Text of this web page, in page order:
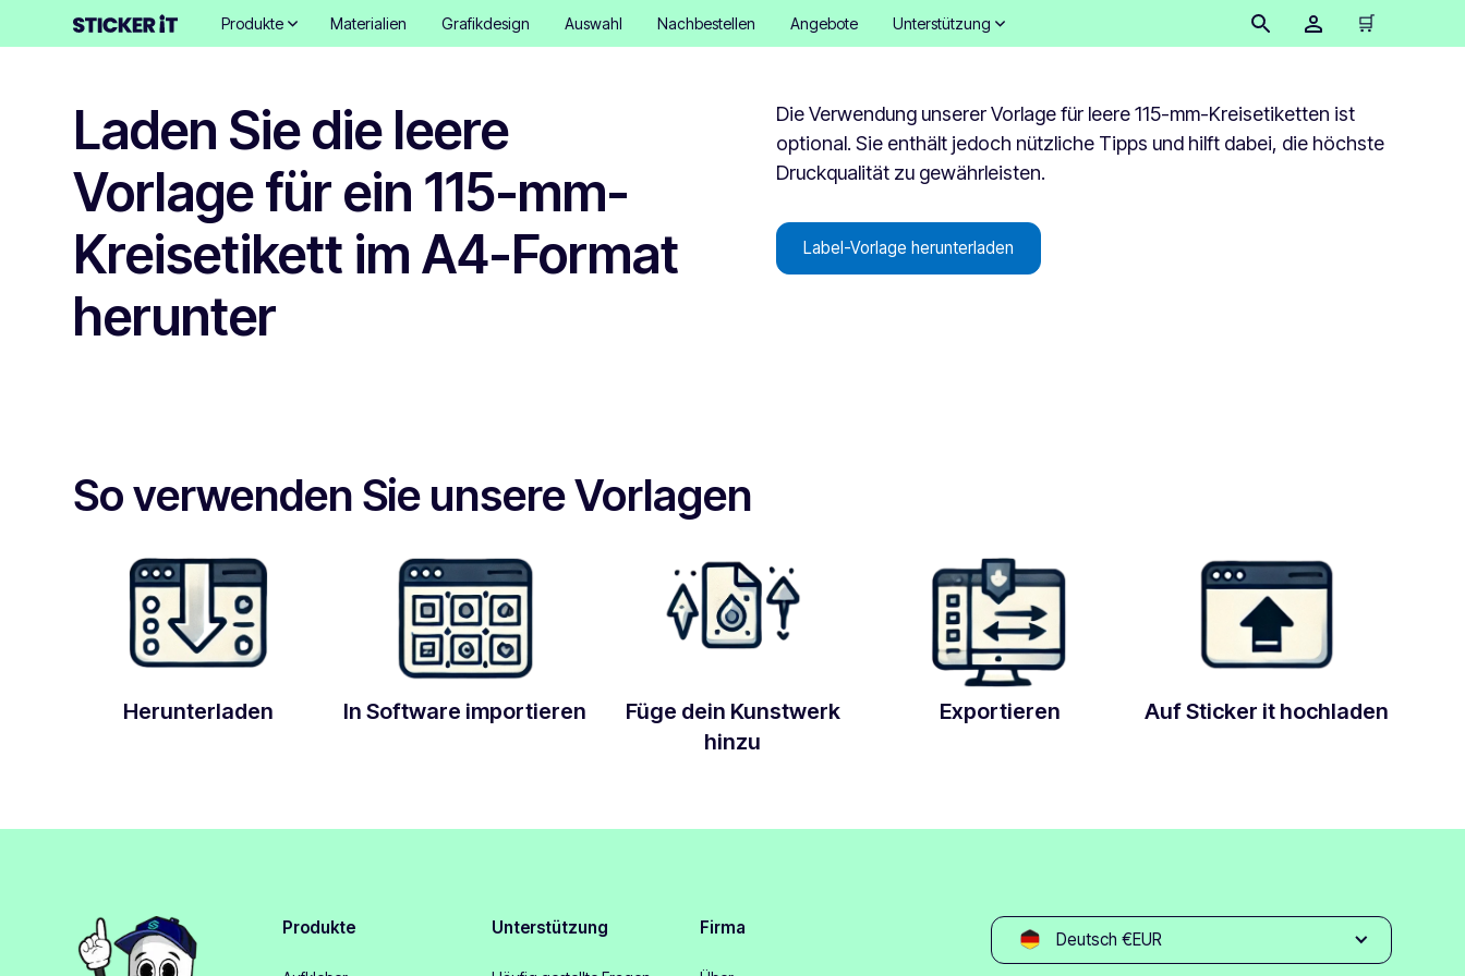
Produkte Materialien Grafikdesign Auswahl Nachbestellen Angebote Unterstützung 🛒
Laden Sie die leere
Vorlage für ein 115-mm-
Kreisetikett im A4-Format
herunter
Die Verwendung unserer Vorlage für leere 115-mm-Kreisetiketten ist
optional. Sie enthält jedoch nützliche Tipps und hilft dabei, die höchste
Druckqualität zu gewährleisten.
Label-Vorlage herunterladen
So verwenden Sie unsere Vorlagen
Herunterladen In Software importieren
Füge dein Kunstwerk
hinzu
Exportieren Auf Sticker it hochladen
Produkte Unterstützung Firma
Deutsch €EUR